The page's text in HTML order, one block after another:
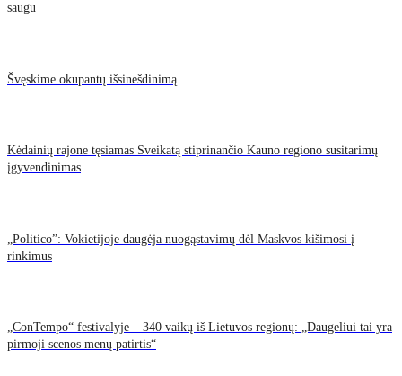
saugu
Švęskime okupantų išsinešdinimą
Kėdainių rajone tęsiamas Sveikatą stiprinančio Kauno regiono susitarimų
įgyvendinimas
„Politico”: Vokietijoje daugėja nuogąstavimų dėl Maskvos kišimosi į
rinkimus
„ConTempo“ festivalyje – 340 vaikų iš Lietuvos regionų: „Daugeliui tai yra
pirmoji scenos menų patirtis“